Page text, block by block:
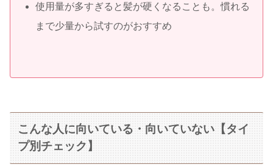
使用量が多すぎると髪が硬くなることも。慣れる
まで少量から試すのがおすすめ
こんな人に向いている・向いていない【タイ
プ別チェック】